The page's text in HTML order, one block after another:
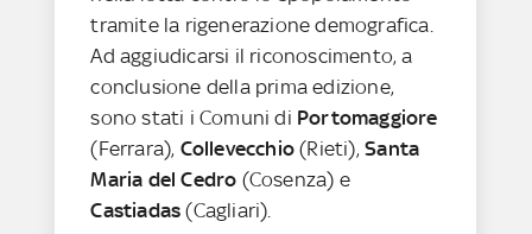
tramite la rigenerazione demografica.
Ad aggiudicarsi il riconoscimento, a
conclusione della prima edizione,
sono stati i Comuni di Portomaggiore
(Ferrara), Collevecchio(Rieti),Santa
Maria del Cedro (Cosenza) e
Castiadas(Cagliari).